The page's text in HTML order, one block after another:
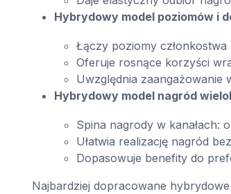
Hybrydowy model poziomów i
Łączy poziomy
Oferuje rosnące korzyści
Uwzględnia
Hybrydowy model nagród
Spina nagrody w kanałach:
Ułatwia realizację nagród
Dopasowuje benefity do
Najbardziej dopracowane